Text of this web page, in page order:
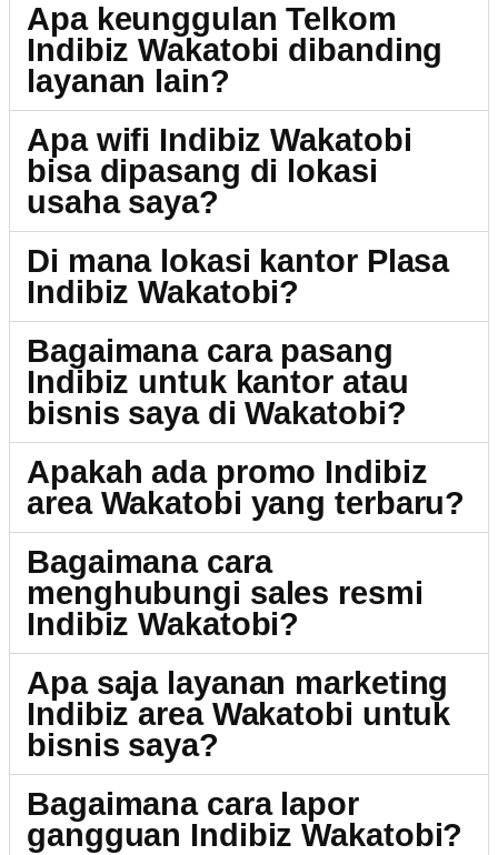
Apa keunggulan Telkom
Indibiz Wakatobi dibanding
layanan lain?
Apa wifi Indibiz Wakatobi
bisa dipasang di lokasi
usaha saya?
Di mana lokasi kantor Plasa
Indibiz Wakatobi?
Bagaimana cara pasang
Indibiz untuk kantor atau
bisnis saya di Wakatobi?
Apakah ada promo Indibiz
area Wakatobi yang terbaru?
Bagaimana cara
menghubungi sales resmi
Indibiz Wakatobi?
Apa saja layanan marketing
Indibiz area Wakatobi untuk
bisnis saya?
Bagaimana cara lapor
gangguan Indibiz Wakatobi?